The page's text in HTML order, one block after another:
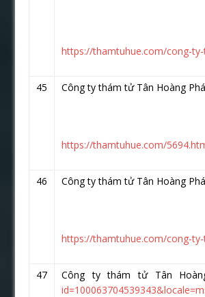
https://thamtuhue.com/cong-
45 Công ty thám tử Tân Hoàng
https://thamtuhue.com/
46 Công ty thám tử Tân Hoàng
https://thamtuhue.com/cong-
47
Công ty thám tử Tân